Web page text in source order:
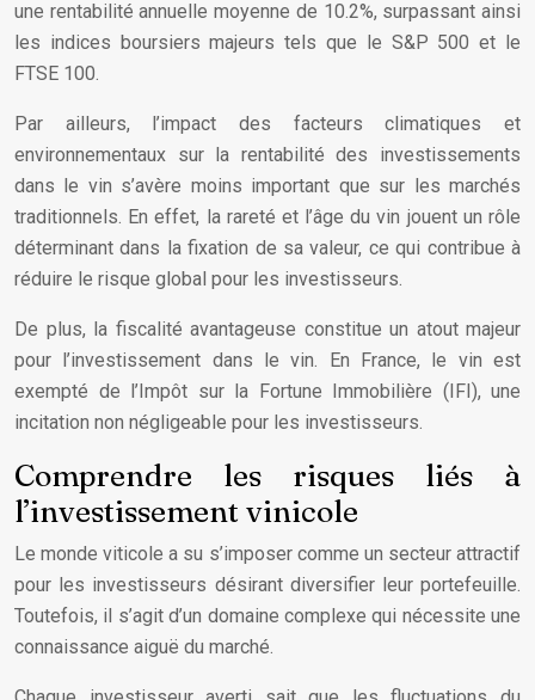
une rentabilité annuelle moyenne de 10.2%, surpassant ainsi
les indices boursiers majeurs tels que le S&P 500 et le
FTSE 100.
Par ailleurs, l’impact des facteurs climatiques et
environnementaux sur la rentabilité des investissements
dans le vin s’avère moins important que sur les marchés
traditionnels. En effet, la rareté et l’âge du vin jouent un rôle
déterminant dans la fixation de sa valeur, ce qui contribue à
réduire le risque global pour les investisseurs.
De plus, la fiscalité avantageuse constitue un atout majeur
pour l’investissement dans le vin. En France, le vin est
exempté de l’Impôt sur la Fortune Immobilière (IFI), une
incitation non négligeable pour les investisseurs.
Comprendre les risques liés à
l’investissement vinicole
Le monde viticole a su s’imposer comme un secteur attractif
pour les investisseurs désirant diversifier leur portefeuille.
Toutefois, il s’agit d’un domaine complexe qui nécessite une
connaissance aiguë du marché.